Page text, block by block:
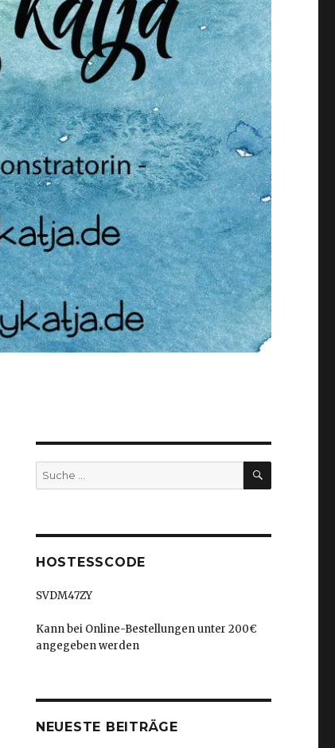
Suche
nach:
SUCHEN
HOSTESSCODE
SVDM47ZY
Kann bei Online-Bestellungen unter 200€
angegeben werden
NEUESTE BEITRÄGE